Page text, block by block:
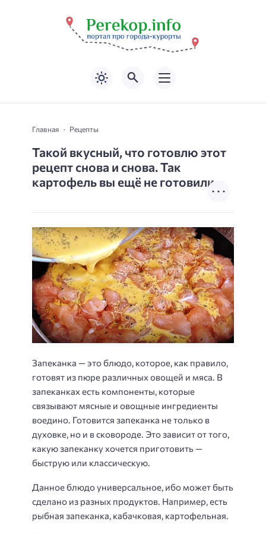
Главная Рецепты
Такой вкусный, что готовлю этот
рецепт снова и снова. Так
картофель вы ещё не готовили
Запеканка — это блюдо, которое, как правило,
готовят из пюре различных овощей и мяса. В
запеканках есть компоненты, которые
связывают мясные и овощные ингредиенты
воедино. Готовится запеканка не только в
духовке, но и в сковороде. Это зависит от того,
какую запеканку хочется приготовить —
быструю или классическую.
Данное блюдо универсальное, ибо может быть
сделано из разных продуктов. Например, есть
рыбная запеканка, кабачковая, картофельная.